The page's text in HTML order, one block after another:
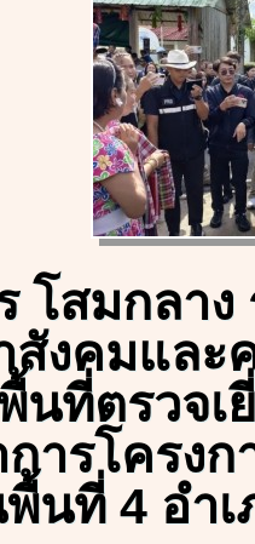
โสมกลาง
งคมและ
นที่ตรวจเ
ารโครง
นที่ 4 อำ